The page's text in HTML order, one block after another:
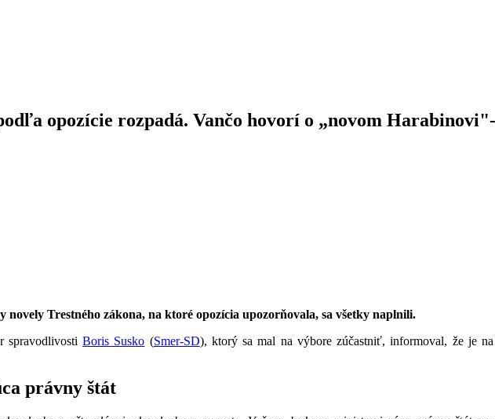
opozície rozpadá. Vančo hovorí o „novom
Trestného zákona, na ktoré opozícia upozorňovala, sa všetky naplnili.
spravodlivostiBoris Susko (Smer-SD), ktorý sa mal na výbore zúčastniť, informoval, že je
právny štát